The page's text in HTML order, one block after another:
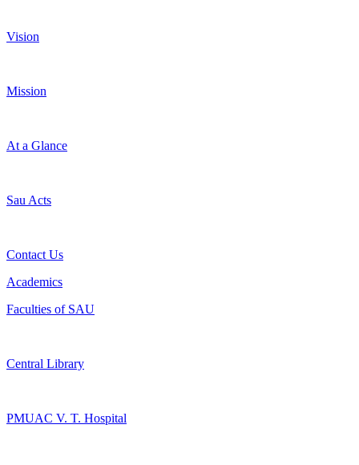
Vision
Mission
At a Glance
Sau Acts
Contact Us
Academics
Faculties of SAU
Central Library
PMUAC V. T. Hospital